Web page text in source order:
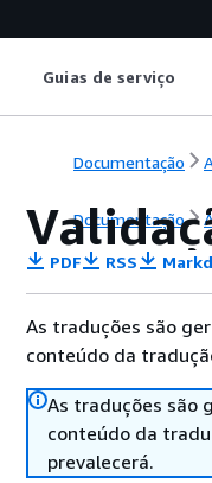
Guias de serviço
Documentação
Documentação
PDF RSS
As traduções são
conteúdo da
As traduções são
conteúdo da
prevalecerá.